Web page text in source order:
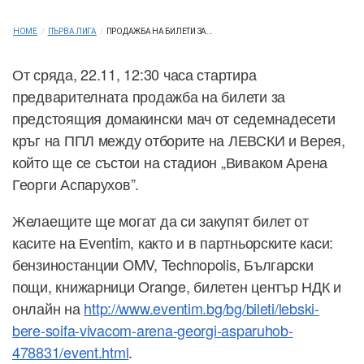
HOME / ПЪРВА ЛИГА / ПРОДАЖБА НА БИЛЕТИ ЗА...
От сряда, 22.11, 12:30 часа стартира
предварителната продажба на билети за
предстоящия домакински мач от седемнадесети
кръг на ППЛ между отборите на ЛЕВСКИ и Верея,
който ще се състои на стадион „Виваком Арена
Георги Аспарухов”.
Желаещите ще могат да си закупят билет от
касите на Еventim, както и в партньорските каси:
бензиностанции OMV, Technopolis, Български
пощи, книжарници Orange, билетен център НДК и
онлайн наhttp://www.eventim.bg/bg/bileti/lebski-
bere-soifa-vivacom-arena-georgi-asparuhob-
478831/event.html.